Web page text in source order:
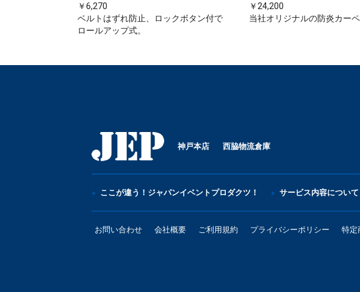
￥6,270
ベルトはずれ防止、ロックボタン付で
ロールアップ式。
￥24,200
当社オリジナルの防炎カーペ
神戸本店 西脇物流倉庫
ここが違う！ジャパンイベントプロダクツ！ サービス内容について
お問い合わせ 会社概要 ご利用規約 プライバシーポリシー 特定